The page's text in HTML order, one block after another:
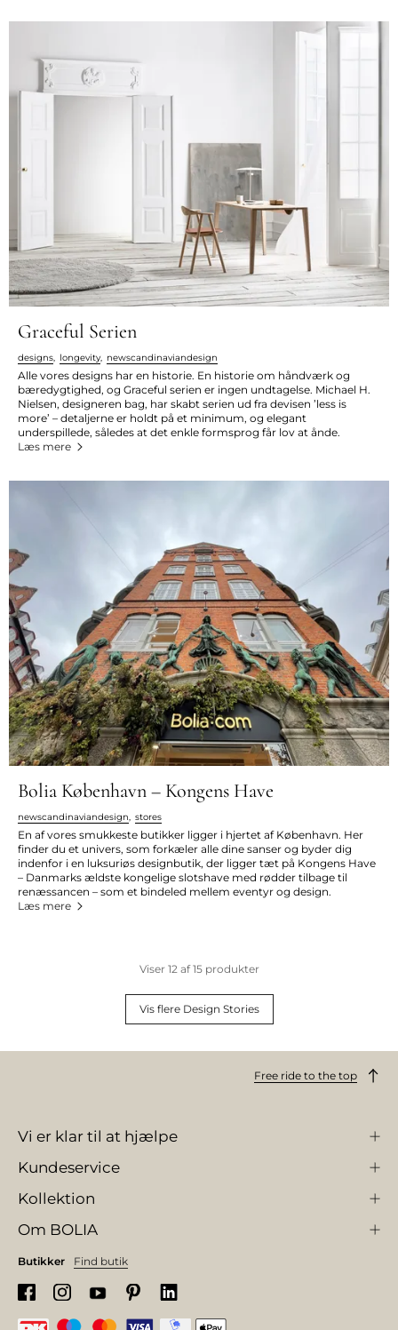
Graceful Serien
designs, longevity, newscandinaviandesign
Alle vores designs har en historie. En historie om håndværk og
bæredygtighed, og Graceful serien er ingen undtagelse. Michael H.
Nielsen, designeren bag, har skabt serien ud fra devisen ’less is
more’ – detaljerne er holdt på et minimum, og elegant
underspillede, således at det enkle formsprog får lov at ånde.
Læs mere
Bolia København – Kongens Have
newscandinaviandesign, stores
En af vores smukkeste butikker ligger i hjertet af København. Her
finder du et univers, som forkæler alle dine sanser og byder dig
indenfor i en luksuriøs designbutik, der ligger tæt på Kongens Have
– Danmarks ældste kongelige slotshave med rødder tilbage til
renæssancen – som et bindeled mellem eventyr og design.
Læs mere
Viser 12 af 15 produkter
Vis flere Design Stories
Free ride to the top
Vi er klar til at hjælpe
Kundeservice
Kollektion
Om BOLIA
Butikker Find butik